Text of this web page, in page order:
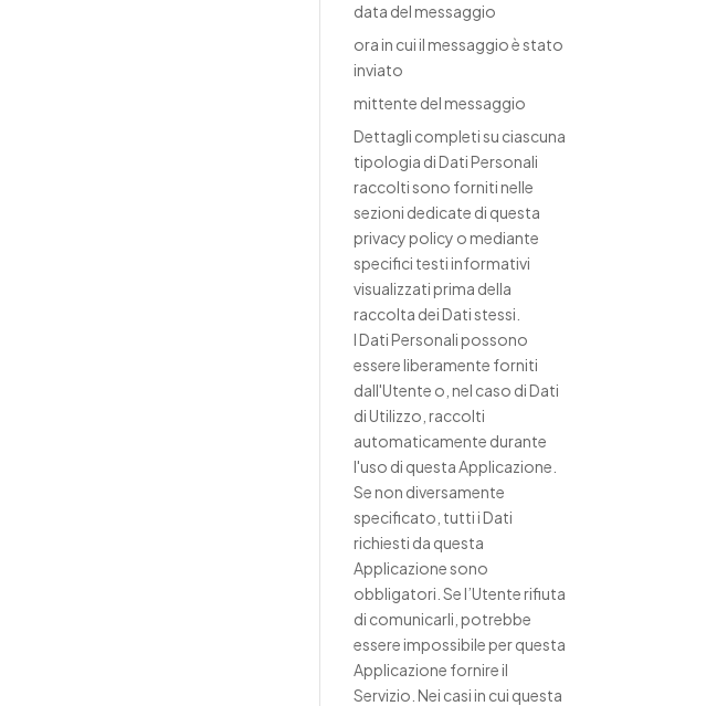
data del messaggio
ora in cui il messaggio è stato
inviato
mittente del messaggio
Dettagli completi su ciascuna
tipologia di Dati Personali
raccolti sono forniti nelle
sezioni dedicate di questa
privacy policy o mediante
specifici testi informativi
visualizzati prima della
raccolta dei Dati stessi.
I Dati Personali possono
essere liberamente forniti
dall'Utente o, nel caso di Dati
di Utilizzo, raccolti
automaticamente durante
l'uso di questa Applicazione.
Se non diversamente
specificato, tutti i Dati
richiesti da questa
Applicazione sono
obbligatori. Se l’Utente rifiuta
di comunicarli, potrebbe
essere impossibile per questa
Applicazione fornire il
Servizio. Nei casi in cui questa